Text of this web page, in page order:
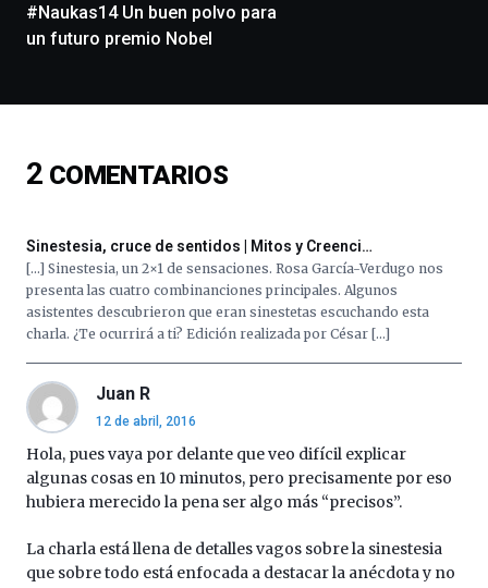
la
ciudad
y
espectáculos
del
16
de
septiembre
al
octubre.
La
iniciativa,
organizada
por
la
#Naukas14 Un buen polvo para
un futuro premio Nobel
2 COMENTARIOS
Sinestesia, cruce de sentidos | Mitos y Creenci…
[…] Sinestesia, un 2×1 de sensaciones. Rosa García-Verdugo nos
presenta las cuatro combinanciones principales. Algunos
asistentes descubrieron que eran sinestetas escuchando esta
charla. ¿Te ocurrirá a ti? Edición realizada por César […]
Juan R
12 de abril, 2016
Hola, pues vaya por delante que veo difícil explicar
algunas cosas en 10 minutos, pero precisamente por eso
hubiera merecido la pena ser algo más “precisos”.
La charla está llena de detalles vagos sobre la sinestesia
que sobre todo está enfocada a destacar la anécdota y no